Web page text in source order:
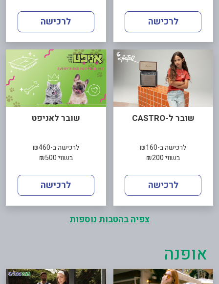
לרכישה לרכישה
שובר ל-CASTRO
לרכישה ב-₪160
בשווי ₪200
לרכישה
שובר לאניפט
לרכישה ב-₪460
בשווי ₪500
לרכישה
צפיה בהטבות נוספות
אופנה